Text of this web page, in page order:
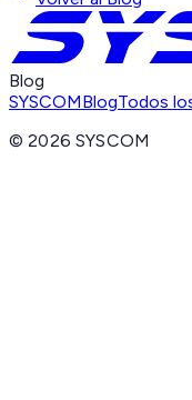
Blog
SYSCOMBlogTodos
©2026 SYSCOM